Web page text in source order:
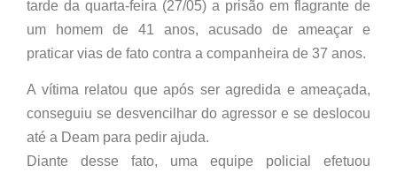
tarde da quarta-feira (27/05) a prisão em flagrante de
um homem de 41 anos, acusado de ameaçar e
praticar vias de fato contra a companheira de 37 anos.
A vítima relatou que após ser agredida e ameaçada,
conseguiu se desvencilhar do agressor e se deslocou
até a Deam para pedir ajuda.
Diante desse fato, uma equipe policial efetuou